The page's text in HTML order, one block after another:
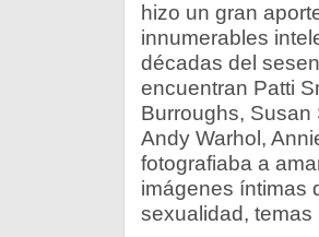
hizo un gran
innumerables
décadas del
encuentran Patti
Burroughs, Susan
Andy Warhol,
fotografiaba a
imágenes íntimas
sexualidad,